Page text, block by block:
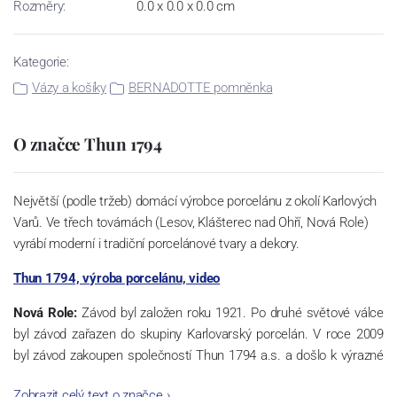
Rozměry: 0.0 x 0.0 x 0.0 cm
Kategorie:
Vázy a košíky
BERNADOTTE pomněnka
O značce Thun 1794
Největší (podle tržeb) domácí výrobce porcelánu z okolí Karlových
Varů. Ve třech továrnách (Lesov, Klášterec nad Ohří, Nová Role)
vyrábí moderní i tradiční porcelánové tvary a dekory.
Thun 1794, výroba porcelánu, video
Nová Role: Závod byl založen roku 1921. Po druhé světové válce
byl závod zařazen do skupiny Karlovarský porcelán. V roce 2009
byl závod zakoupen společností Thun 1794 a.s. a došlo k výrazné